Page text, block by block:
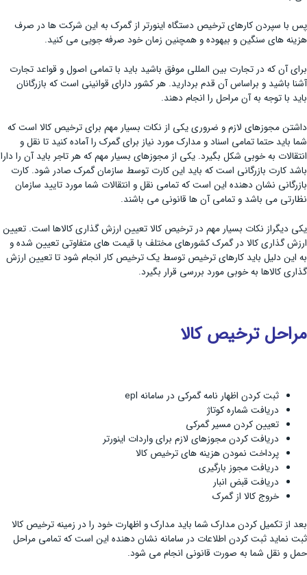
پس با سپردن کارهای ترخیص دستگاه اینورتر از گمرک به این شرکت ها در صرف
هزینه های سنگین و بیهوده و همچنین زمان خود صرفه جویی می کنید.
برای آن که در تجارت بین المللی موفق باشید باید با تمامی اصول و قواعد تجارت
آشنا باشید و براساس آن قدم بردارید. هر کشور دارای قوانینی است که بازرگانان
باید با توجه به آن مراحل را انجام دهند.
داشتن مجوزهای لازم و ضروری یکی از نکات بسیار مهم برای ترخیص کالا است که
شما باید حتما تمامی اسناد و مدارک مورد نیاز برای گمرک را آماده کنید تا نقل و
انتقالات به خوبی شکل بگیرد. یکی از مجوزهای بسیار مهم که هر تاجر باید آن را دارا
باشد کارت بازرگانی است که باید این کارت توسط سازمان گمرک صادر شود. کارت
بازرگانی نشان دهنده این است که تمامی نقل و انتقالات شما مورد تایید سازمان
نظارتی می باشد و تمامی آن ها قانونی می باشند.
یکی دیگراز نکات بسیار مهم در ترخیص کالا تعیین ارزش گذاری کالاها است. تعیین
ارزش گذاری کالا در گمرک کشورهای مختلف با قیمت های متفاوتی تعیین شده و
به این دلیل باید کارهای ترخیص توسط یک ترخیص کار انجام شود تا تعیین ارزش
گذاری کالاها به خوبی مورد بررسی قرار بگیرد.
مراحل ترخیص کالا
ثبت کردن اظهار نامه گمرکی در سامانه epl
دریافت شماره کوتاژ
تعیین کردن مسیر گمرکی
دریافت کردن مجوزهای لازم برای واردات اینورتر
پرداخت نمودن هزینه های ترخیص کالا
دریافت مجوز بارگیری
دریافت قبض انبار
خروج کالا از گمرک
بعد از تکمیل کردن مدارک شما باید مدارک و اظهارت خود را در زمینه ترخیص کالا
ثبت نماید ثبت کردن اطلاعات در سامانه نشان دهنده این است که تمامی مراحل
حمل و نقل شما به صورت قانونی انجام می شود.